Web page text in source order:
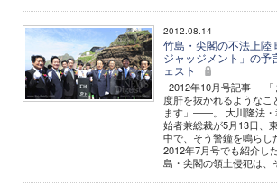
2012.08.14
竹島・尖閣の不法上陸
ジャッジメント」の予
ェスト
2012年10月号記事 「
度肝を抜かれるような
ます」――。 大川隆法・
始者兼総裁が5月13日、
中で、そう警鐘を鳴ら
2012年7月号でも紹介し
島・尖閣の領土侵犯は、